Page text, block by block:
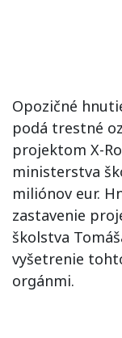
Opozičné
podá trestné
projektom X-
ministerstva
miliónov eur.
zastavenie
školstva
vyšetrenie
orgánmi.